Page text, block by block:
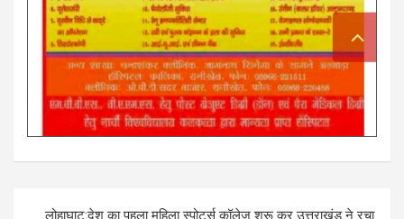
Post
लोहाघाट:देश का पहला महिला स्पोर्ट्स कॉलेज शुरू कर उत्तराखंड ने रचा